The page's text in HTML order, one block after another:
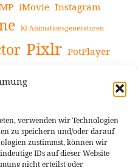
verwenden wir Technologien
zu speichern und/oder darauf
zustimmst, können wir
IDs auf dieser Website
nicht erteilst oder
iMovie Instagram
KI-Animationsgeneratoren
Pixlr PotPlayer
Kanal YouTube-Videos